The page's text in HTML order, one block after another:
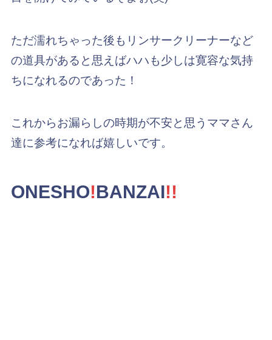
ただ濡れちゃった後もリンサークリーナーなど
の道具があると思えばハハも少しは寛容な気持
ちになれるのであった！
これからお漏らしの時期が不安と思うママさん
達に参考になれば嬉しいです。
ONESHO!BANZAI!!